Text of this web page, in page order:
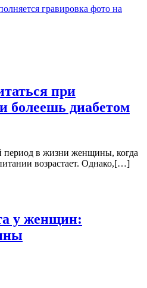
гравировка фото на
при
болеешь диабетом
период в жизни женщины, когда
возрастает. Однако,[…]
у женщин: